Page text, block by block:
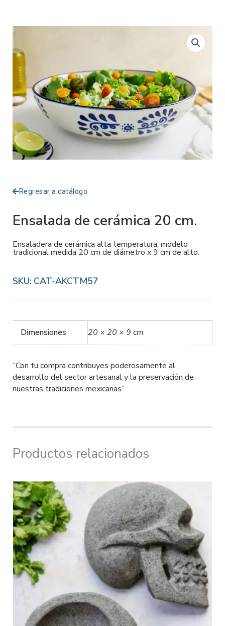
Regresar a catálogo
Ensalada de cerámica 20 cm.
Ensaladera de cerámica alta temperatura, modelo
tradicional medida 20 cm de diámetro x 9 cm de alto.
SKU: CAT-AKCTM57
Dimensiones 20 × 20 × 9 cm
“Con tu compra contribuyes poderosamente al
desarrollo del sector artesanal y la preservación de
nuestras tradiciones mexicanas”
Productos relacionados